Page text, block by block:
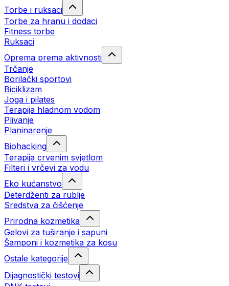
Torbe i ruksaci
Torbe za hranu i dodaci
Fitness torbe
Ruksaci
Oprema prema aktivnosti
Trčanje
Borilački sportovi
Biciklizam
Joga i pilates
Terapija hladnom vodom
Plivanje
Planinarenje
Biohacking
Terapija crvenim svjetlom
Filteri i vrčevi za vodu
Eko kućanstvo
Deterdženti za rublje
Sredstva za čišćenje
Prirodna kozmetika
Gelovi za tuširanje i sapuni
Šamponi i kozmetika za kosu
Ostale kategorije
Dijagnostički testovi